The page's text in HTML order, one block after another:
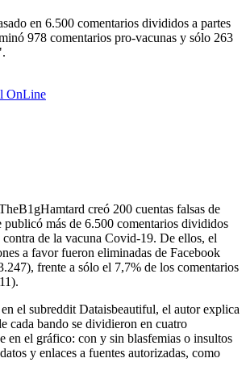
en 6.500 comentarios divididos a partes
978 comentarios pro-vacunas y sólo 263
OnLine
creó 200 cuentas falsas de
publicó más de 6.500 comentarios divididos
de la vacuna Covid-19. De ellos, el
a favor fueron eliminadas de Facebook
frente a sólo el 7,7% de los comentarios
el subreddit Dataisbeautiful, el autor explica
cada bando se dividieron en cuatro
en el gráfico: con y sin blasfemias o insultos
y enlaces a fuentes autorizadas, como